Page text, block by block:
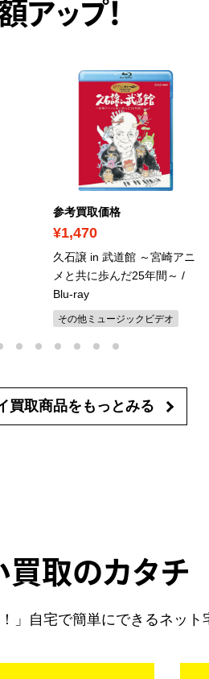
アップ！
参考買取価格
¥1,470
久石譲 in 武道館 ～宮崎アニ
メと共に歩んだ25年間～ /
Blu-ray
その他ミュージックビデオ
買取商品を もっとみる
買取のカタチ
」自宅で簡単にできるネッ